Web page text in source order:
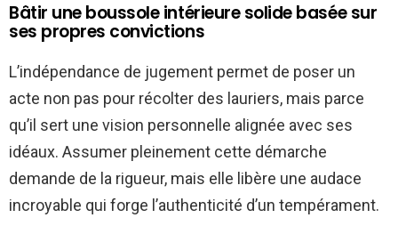
Bâtir une boussole intérieure solide basée sur
ses propres convictions
L’indépendance de jugement permet de poser un
acte non pas pour récolter des lauriers, mais parce
qu’il sert une vision personnelle alignée avec ses
idéaux. Assumer pleinement cette démarche
demande de la rigueur, mais elle libère une audace
incroyable qui forge l’authenticité d’un tempérament.